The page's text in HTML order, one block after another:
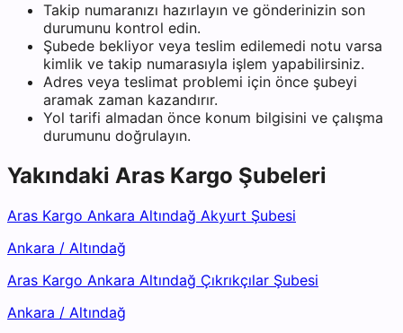
Takip numaranızı hazırlayın ve gönderinizin son
durumunu kontrol edin.
Şubede bekliyor veya teslim edilemedi notu varsa
kimlik ve takip numarasıyla işlem yapabilirsiniz.
Adres veya teslimat problemi için önce şubeyi
aramak zaman kazandırır.
Yol tarifi almadan önce konum bilgisini ve çalışma
durumunu doğrulayın.
Yakındaki Aras Kargo Şubeleri
Aras Kargo Ankara Altındağ Akyurt Şubesi
Ankara / Altındağ
Aras Kargo Ankara Altındağ Çıkrıkçılar Şubesi
Ankara / Altındağ